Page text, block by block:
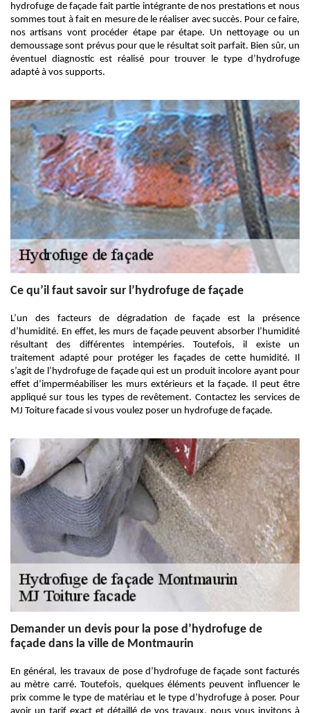
hydrofuge de façade fait partie intégrante de nos prestations et nous
sommes tout à fait en mesure de le réaliser avec succès. Pour ce faire,
nos artisans vont procéder étape par étape. Un nettoyage ou un
demoussage sont prévus pour que le résultat soit parfait. Bien sûr, un
éventuel diagnostic est réalisé pour trouver le type d’hydrofuge
adapté à vos supports.
Ce qu’il faut savoir sur l’hydrofuge de façade
L’un des facteurs de dégradation de façade est la présence
d’humidité. En effet, les murs de façade peuvent absorber l’humidité
résultant des différentes intempéries. Toutefois, il existe un
traitement adapté pour protéger les façades de cette humidité. Il
s’agit de l’hydrofuge de façade qui est un produit incolore ayant pour
effet d’imperméabiliser les murs extérieurs et la façade. Il peut être
appliqué sur tous les types de revêtement. Contactez les services de
MJ Toiture facade si vous voulez poser un hydrofuge de façade.
Demander un devis pour la pose d’hydrofuge de
façade dans la ville de Montmaurin
En général, les travaux de pose d’hydrofuge de façade sont facturés
au mètre carré. Toutefois, quelques éléments peuvent influencer le
prix comme le type de matériau et le type d’hydrofuge à poser. Pour